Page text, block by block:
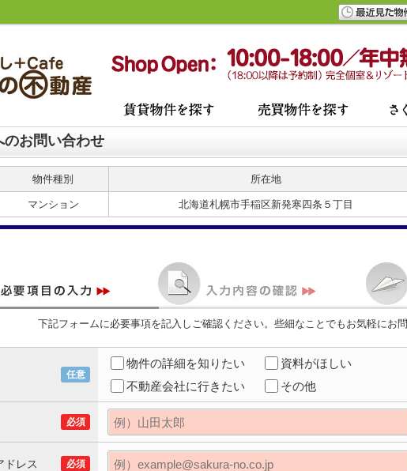
お問い合わせ
物件種別 所在地
マンション 北海道札幌市手稲区新発寒四条５丁目
下記フォームに必要事項を記入しご確認ください。些細なことでもお気軽にお
任意
物件の詳細を知りたい 資料がほしい
不動産会社に行きたい
その他
必須
ドレス 必須